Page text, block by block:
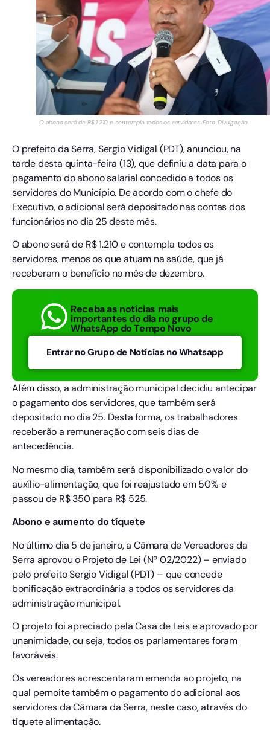
O abono será de R$ 1.210 e contempla todos os servidores. Foto: Divulgação
O prefeito da Serra, Sergio Vidigal (PDT), anunciou, na
tarde desta quinta-feira (13), que definiu a data para o
pagamento do abono salarial concedido a todos os
servidores do Município. De acordo com o chefe do
Executivo, o adicional será depositado nas contas dos
funcionários no dia 25 deste mês.
O abono será de R$ 1.210 e contempla todos os
servidores, menos os que atuam na saúde, que já
receberam o benefício no mês de dezembro.
Receba as notícias mais
importantes do dia no grupo de
WhatsApp do Tempo Novo
Entrar no Grupo de Notícias no Whatsapp
Além disso, a administração municipal decidiu antecipar
o pagamento dos servidores, que também será
depositado no dia 25. Desta forma, os trabalhadores
receberão a remuneração com seis dias de
antecedência.
No mesmo dia, também será disponibilizado o valor do
auxílio-alimentação, que foi reajustado em 50% e
passou de R$ 350 para R$ 525.
Abono e aumento do tíquete
No último dia 5 de janeiro, a Câmara de Vereadores da
Serra aprovou o Projeto de Lei (Nº 02/2022) – enviado
pelo prefeito Sergio Vidigal (PDT) – que concede
bonificação extraordinária a todos os servidores da
administração municipal.
O projeto foi apreciado pela Casa de Leis e aprovado por
unanimidade, ou seja, todos os parlamentares foram
favoráveis.
Os vereadores acrescentaram emenda ao projeto, na
qual pernoite também o pagamento do adicional aos
servidores da Câmara da Serra, neste caso, através do
tíquete alimentação.